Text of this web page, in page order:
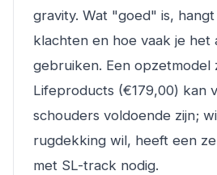
gravity. Wat "goed" is,
klachten en hoe vaak je het
gebruiken. Een opzetmodel
Lifeproducts (€179,00) kan
schouders voldoende zijn;
rugdekking wil, heeft een
met SL-track nodig.